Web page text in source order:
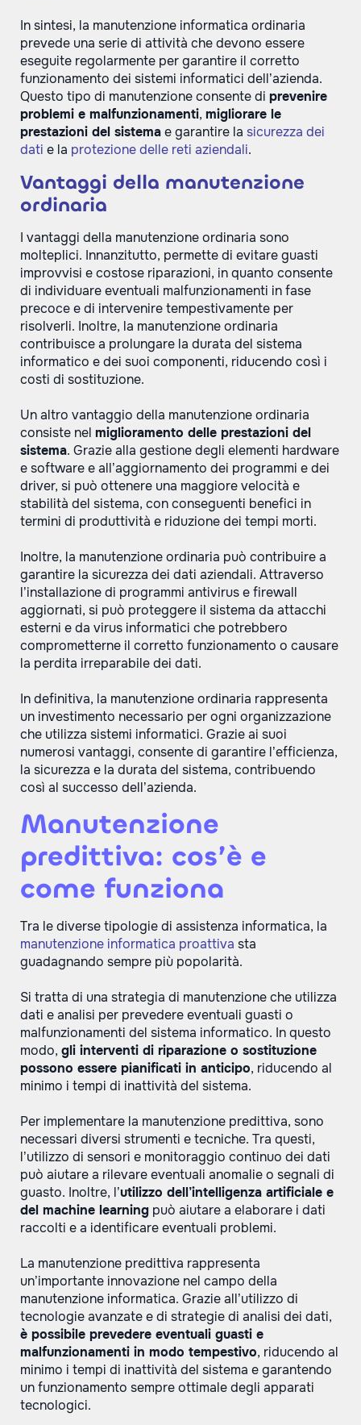
In sintesi, la manutenzione informatica ordinaria
prevede una serie di attività che devono essere
eseguite regolarmente per garantire il corretto
funzionamento dei sistemi informatici dell’azienda.
Questo tipo di manutenzione consente di prevenire
problemi e malfunzionamenti, migliorare le
prestazioni del sistemae garantire la sicurezza dei
dati e la protezione delle reti aziendali.
Vantaggi della manutenzione
ordinaria
I vantaggi della manutenzione ordinaria sono
molteplici. Innanzitutto, permette di evitare guasti
improvvisi e costose riparazioni, in quanto consente
di individuare eventuali malfunzionamenti in fase
precoce e di intervenire tempestivamente per
risolverli. Inoltre, la manutenzione ordinaria
contribuisce a prolungare la durata del sistema
informatico e dei suoi componenti, riducendo così i
costi di sostituzione.
Un altro vantaggio della manutenzione ordinaria
consiste nel miglioramento delle prestazioni del
sistema. Grazie alla gestione degli elementi hardware
e software e all’aggiornamento dei programmi e dei
driver, si può ottenere una maggiore velocità e
stabilità del sistema, con conseguenti benefici in
termini di produttività e riduzione dei tempi morti.
Inoltre, la manutenzione ordinaria può contribuire a
garantire la sicurezza dei dati aziendali. Attraverso
l’installazione di programmi antivirus e firewall
aggiornati, si può proteggere il sistema da attacchi
esterni e da virus informatici che potrebbero
comprometterne il corretto funzionamento o causare
la perdita irreparabile dei dati.
In definitiva, la manutenzione ordinaria rappresenta
un investimento necessario per ogni organizzazione
che utilizza sistemi informatici. Grazie ai suoi
numerosi vantaggi, consente di garantire l’efficienza,
la sicurezza e la durata del sistema, contribuendo
così al successo dell’azienda.
Manutenzione
predittiva: cos’è e
come funziona
Tra le diverse tipologie di assistenza informatica, la
manutenzione informatica proattiva sta
guadagnando sempre più popolarità.
Si tratta di una strategia di manutenzione che utilizza
dati e analisi per prevedere eventuali guasti o
malfunzionamenti del sistema informatico. In questo
modo, gli interventi di riparazione o sostituzione
possono essere pianificati in anticipo, riducendo al
minimo i tempi di inattività del sistema.
Per implementare la manutenzione predittiva, sono
necessari diversi strumenti e tecniche. Tra questi,
l’utilizzo di sensori e monitoraggio continuo dei dati
può aiutare a rilevare eventuali anomalie o segnali di
guasto. Inoltre, l’utilizzo dell’intelligenza artificiale e
del machine learning può aiutare a elaborare i dati
raccolti e a identificare eventuali problemi.
La manutenzione predittiva rappresenta
un’importante innovazione nel campo della
manutenzione informatica. Grazie all’utilizzo di
tecnologie avanzate e di strategie di analisi dei dati,
è possibile prevedere eventuali guasti e
malfunzionamenti in modo tempestivo, riducendo al
minimo i tempi di inattività del sistema e garantendo
un funzionamento sempre ottimale degli apparati
tecnologici.